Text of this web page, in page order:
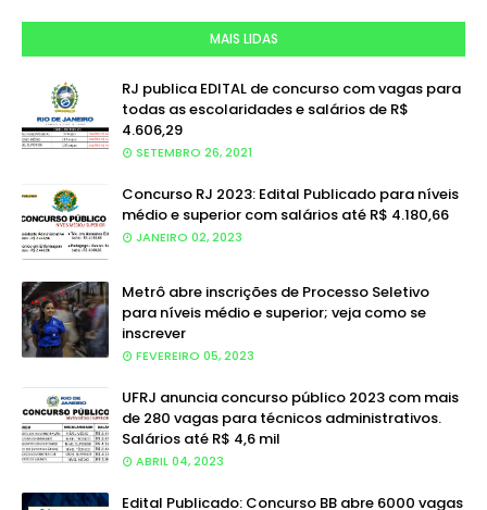
MAIS LIDAS
RJ publica EDITAL de concurso com vagas para
todas as escolaridades e salários de R$
4.606,29
SETEMBRO 26, 2021
Concurso RJ 2023: Edital Publicado para níveis
médio e superior com salários até R$ 4.180,66
JANEIRO 02, 2023
Metrô abre inscrições de Processo Seletivo
para níveis médio e superior; veja como se
inscrever
FEVEREIRO 05, 2023
UFRJ anuncia concurso público 2023 com mais
de 280 vagas para técnicos administrativos.
Salários até R$ 4,6 mil
ABRIL 04, 2023
Edital Publicado: Concurso BB abre 6000 vagas